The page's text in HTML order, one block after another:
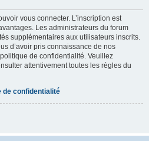
vous connecter. L’inscription est
Les administrateurs du forum
supplémentaires aux utilisateurs inscrits.
d’avoir pris connaissance de nos
de confidentialité. Veuillez
attentivement toutes les règles du
de confidentialité